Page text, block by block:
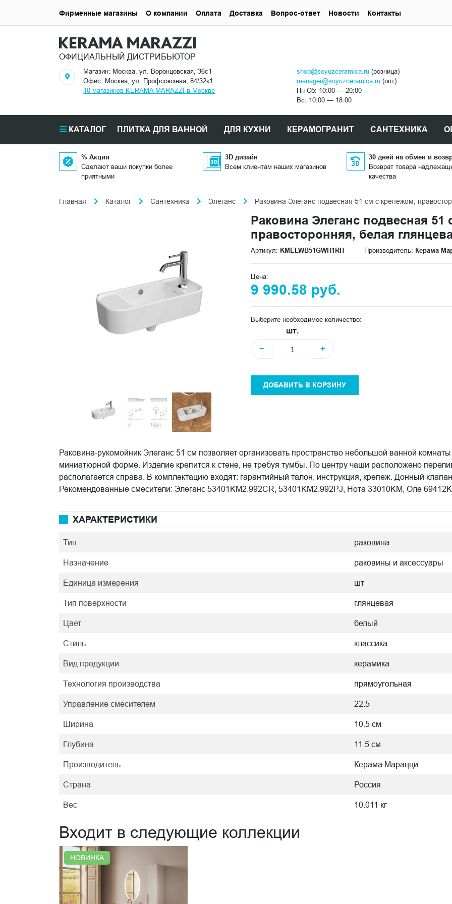
ОФИЦИАЛЬНЫЙ ДИСТРИБЬЮТОР
Магазин: Москва, ул. Воронцовская, 36с1
Офис: Москва, ул. Профсоюзная, 84/32к1
10 магазинов KERAMA MARAZZI в Москве
shop@soyuzceramica.ru(розница)
manager@soyuzceramica.ru(опт)
Пн-Сб: 10:00 — 20:00
Вс: 10:00 — 18:00
Фирменные магазины О компании Оплата Доставка Вопрос-ответ Новости Контакты
КАТАЛОГ ПЛИТКА ДЛЯ ВАННОЙ ДЛЯ КУХНИ КЕРАМОГРАНИТ САНТЕХНИКА
% Акции
Сделают ваши покупки более
приятными
3D дизайн
Всем клиентам наших магазинов
30 дней на обмен и
Возврат товара
качества
Главная Каталог Сантехника Элеганс Раковина Элеганс подвесная 51 см с крепежом,
Раковина Элеганс подвесная 51
правосторонняя, белая
Артикул: KMELWB51GWH1RH Производитель: Керама
Цена:
9 990.58 руб.
Выберите необходимое количество:
шт.
−
+
ДОБАВИТЬ В КОРЗИНУ
Раковина-рукомойник Элеганс 51 см позволяет организовать пространство небольшой ванной
миниатюрной форме. Изделие крепится к стене, не требуя тумбы. По центру чаши расположено
располагается справа. В комплектацию входят: гарантийный талон, инструкция, крепеж. Донный
Рекомендованные смесители: Элеганс 53401KM2.992CR, 53401KM2.992PJ, Нота 33010KM, Оле
ХАРАКТЕРИСТИКИ
Тип раковина
Назначение раковины и аксессуары
Единица измерения шт
Тип поверхности глянцевая
Цвет белый
Стиль классика
Вид продукции керамика
Технология производства прямоугольная
Управление смесителем 22.5
Ширина 10.5 см
Глубина 11.5 см
Производитель Керама Марацци
Страна Россия
Вес 10.011 кг
Входит в следующие коллекции
НОВИНКА